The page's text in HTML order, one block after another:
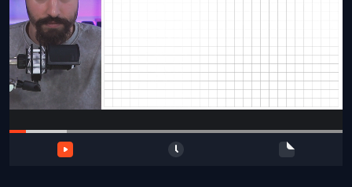
Проверка
сочинений
Тех
поддержка
и